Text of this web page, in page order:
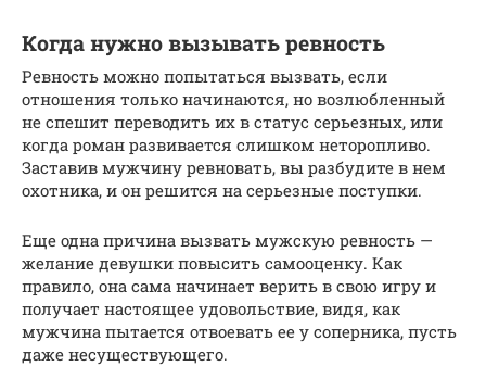
Когда нужно вызывать ревность
Ревность можно попытаться вызвать, если
отношения только начинаются, но возлюбленный
не спешит переводить их в статус серьезных, или
когда роман развивается слишком неторопливо.
Заставив мужчину ревновать, вы разбудите в нем
охотника, и он решится на серьезные поступки.
Еще одна причина вызвать мужскую ревность —
желание девушки повысить самооценку. Как
правило, она сама начинает верить в свою игру и
получает настоящее удовольствие, видя, как
мужчина пытается отвоевать ее у соперника, пусть
даже несуществующего.